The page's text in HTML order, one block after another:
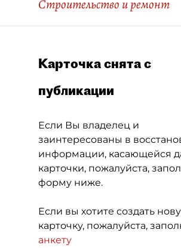
Строительство и ремонт
Карточка снята с
публикации
Если Вы владелец и
заинтересованы в
информации, касающейся
карточки, пожалуйста,
форму ниже.
Если вы хотите создать
карточку, пожалуйста,
анкету